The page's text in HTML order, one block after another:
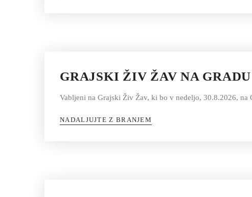
GRAJSKI ŽIV ŽAV NA GRADU
Vabljeni na Grajski Živ Žav, ki bo v nedeljo, 30.8.2026, na
NADALJUJTE Z BRANJEM